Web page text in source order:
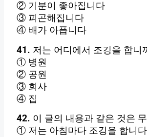
② 기분이 좋아집니다
③ 피곤해집니다
④ 배가 아픕니다
41. 저는 어디에서 조깅을 합니
① 병원
② 공원
③ 회사
④ 집
42. 이 글의 내용과 같은 것은
① 저는 아침마다 조깅을 합니